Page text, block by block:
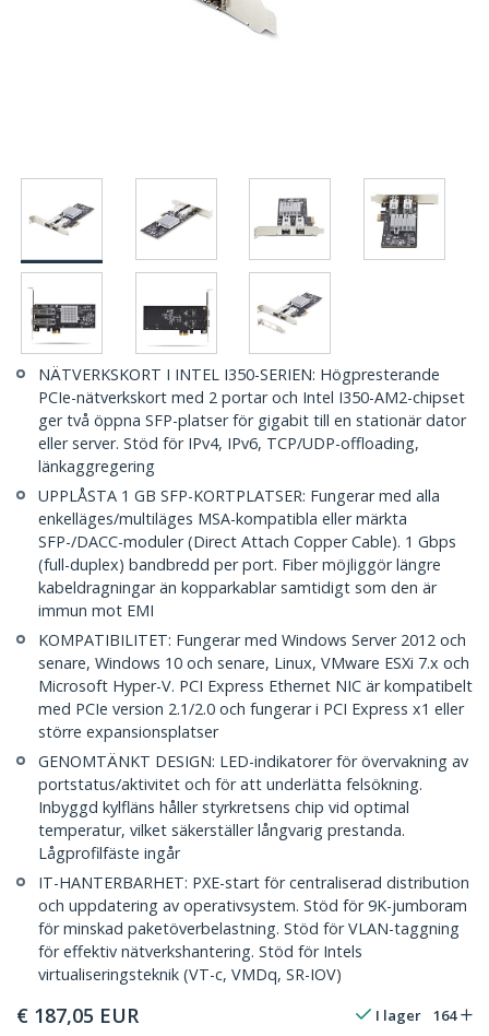
NÄTVERKSKORT I INTEL I350-SERIEN: Högpresterande
PCIe-nätverkskort med 2 portar och Intel I350-AM2-chipset
ger två öppna SFP-platser för gigabit till en stationär dator
eller server. Stöd för IPv4, IPv6, TCP/UDP-offloading,
länkaggregering
UPPLÅSTA 1 GB SFP-KORTPLATSER: Fungerar med alla
enkelläges/multiläges MSA-kompatibla eller märkta
SFP-/DACC-moduler (Direct Attach Copper Cable). 1 Gbps
(full-duplex) bandbredd per port. Fiber möjliggör längre
kabeldragningar än kopparkablar samtidigt som den är
immun mot EMI
KOMPATIBILITET: Fungerar med Windows Server 2012 och
senare, Windows 10 och senare, Linux, VMware ESXi 7.x och
Microsoft Hyper-V. PCI Express Ethernet NIC är kompatibelt
med PCIe version 2.1/2.0 och fungerar i PCI Express x1 eller
större expansionsplatser
GENOMTÄNKT DESIGN: LED-indikatorer för övervakning av
portstatus/aktivitet och för att underlätta felsökning.
Inbyggd kylfläns håller styrkretsens chip vid optimal
temperatur, vilket säkerställer långvarig prestanda.
Lågprofilfäste ingår
IT-HANTERBARHET: PXE-start för centraliserad distribution
och uppdatering av operativsystem. Stöd för 9K-jumboram
för minskad paketöverbelastning. Stöd för VLAN-taggning
för effektiv nätverkshantering. Stöd för Intels
virtualiseringsteknik (VT-c, VMDq, SR-IOV)
€ 187,05 EUR I lager 164